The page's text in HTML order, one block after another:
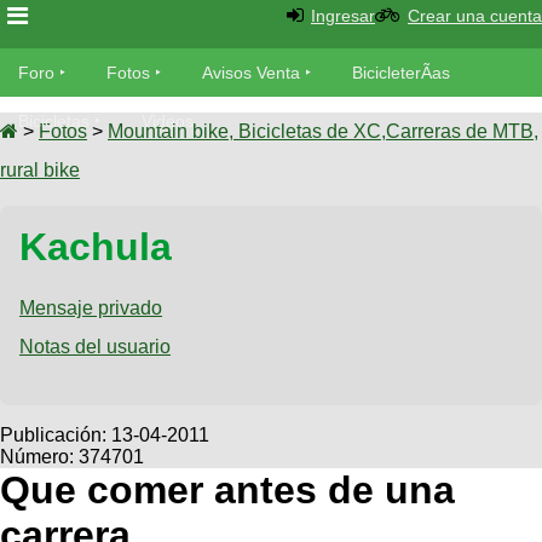
Foro
Foro
TÃ©cnica
Fotos
tu foto
Galeria
XC
Viajes
Descenso
SUBÃ
tu
aviso
Buscar
Ultimos
Fotos
as
Bicicletas
Tandem
Videos
Cicloturismo
Ingresar Crear una cuenta
Foro Fotos Avisos Venta BicicleterÃ­as
Bicicletas Videos
> Fotos > Mountain bike, Bicicletas de XC,Carreras de MTB,
rural bike
Kachula
Mensaje privado
Notas del usuario
Publicación: 13-04-2011
Número: 374701
Que comer antes de una